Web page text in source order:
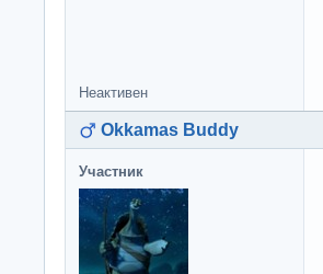
Неактивен
Okkamas Buddy
Участник